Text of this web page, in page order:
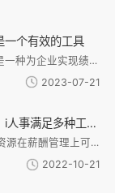
一个有效的工具
360度绩效考核软件是一种为企业实现绩效考核的有效工具。基于企业绩效管理理念，360度绩效考核软件为企业提供了全面、客观、准确的绩效考核。 360度绩效考核软件功能十分强大，既可以帮助企业实现
2023-07-21
足多种工作场景需求
企业管理过程当中，人力资源在薪酬管理上可以说是比较复杂的，如果没有一个适合的软件，是难以满足当下企业发展需求的，那么hr人力资源软件推荐有哪些呢?在众多的软件当中，不得不提的是i人事
2022-10-21